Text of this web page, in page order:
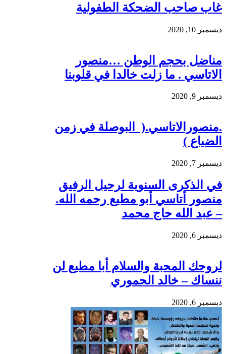
غاب صاحب الضحكة الطفولية
ديسمبر 10, 2020
مناضل بحجم الوطن …منصور
الاتاسي . ما زلت خالدا في قلوبنا
ديسمبر 9, 2020
.منصورالاتاسي.( البوصلة في زمن
الضياع )
ديسمبر 7, 2020
في الذكرى السنوية لرحيل الرفيق
منصور أتاسي أبو مطيع رحمه الله.
– عبد الله حاج محمد
ديسمبر 6, 2020
لروحك المحبة والسلام أبا مطيع لن
ننساك – خالد الحموري
ديسمبر 6, 2020